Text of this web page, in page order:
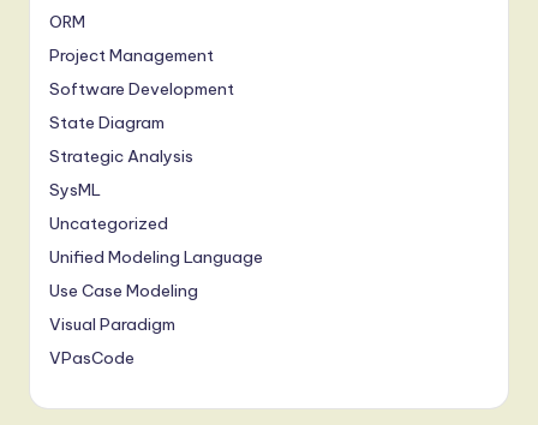
ORM
Project Management
Software Development
State Diagram
Strategic Analysis
SysML
Uncategorized
Unified Modeling Language
Use Case Modeling
Visual Paradigm
VPasCode